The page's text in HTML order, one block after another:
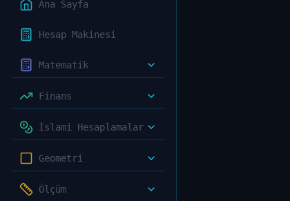
Ana Sayfa
Hesap Makinesi
Matematik
Finans
İslami Hesaplamalar
Geometri
Ölçüm